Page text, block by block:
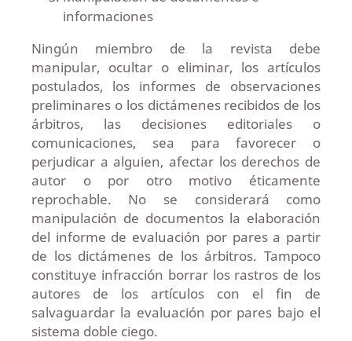
informaciones
Ningún miembro de la revista debe
manipular, ocultar o eliminar, los artículos
postulados, los informes de observaciones
preliminares o los dictámenes recibidos de los
árbitros, las decisiones editoriales o
comunicaciones, sea para favorecer o
perjudicar a alguien, afectar los derechos de
autor o por otro motivo éticamente
reprochable. No se considerará como
manipulación de documentos la elaboración
del informe de evaluación por pares a partir
de los dictámenes de los árbitros. Tampoco
constituye infracción borrar los rastros de los
autores de los artículos con el fin de
salvaguardar la evaluación por pares bajo el
sistema doble ciego.